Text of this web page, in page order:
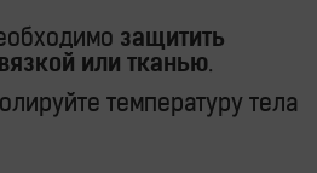
защитить
или тканью.
температуру тела